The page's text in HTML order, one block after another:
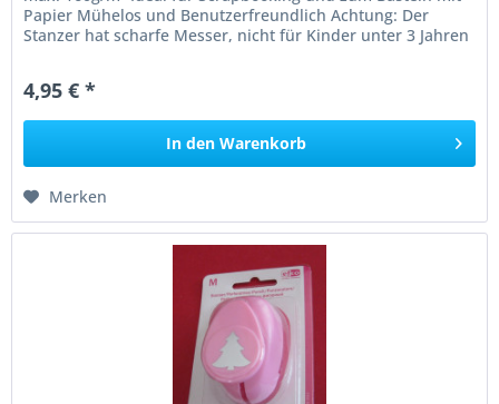
Papier Mühelos und Benutzerfreundlich Achtung: Der
Stanzer hat scharfe Messer, nicht für Kinder unter 3 Jahren
4,95 € *
In den Warenkorb
Merken